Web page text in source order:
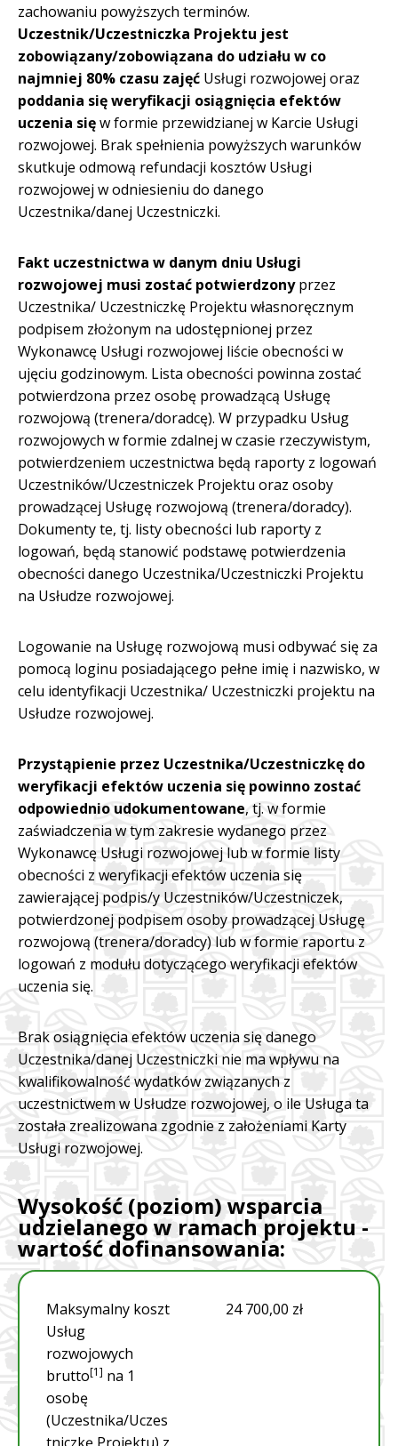
zachowaniu powyższych terminów.
Uczestnik/Uczestniczka Projektu jest
zobowiązany/zobowiązana do udziału w co
najmniej 80% czasu zajęć Usługi rozwojowej oraz
poddania się weryfikacji osiągnięcia efektów
uczenia sięw formie przewidzianej w Karcie Usługi
rozwojowej. Brak spełnienia powyższych warunków
skutkuje odmową refundacji kosztów Usługi
rozwojowej w odniesieniu do danego
Uczestnika/danej Uczestniczki.
Fakt uczestnictwa w danym dniu Usługi
rozwojowej musi zostać potwierdzonyprzez
Uczestnika/ Uczestniczkę Projektu własnoręcznym
podpisem złożonym na udostępnionej przez
Wykonawcę Usługi rozwojowej liście obecności w
ujęciu godzinowym. Lista obecności powinna zostać
potwierdzona przez osobę prowadzącą Usługę
rozwojową (trenera/doradcę). W przypadku Usług
rozwojowych w formie zdalnej w czasie rzeczywistym,
potwierdzeniem uczestnictwa będą raporty z logowań
Uczestników/Uczestniczek Projektu oraz osoby
prowadzącej Usługę rozwojową (trenera/doradcy).
Dokumenty te, tj. listy obecności lub raporty z
logowań, będą stanowić podstawę potwierdzenia
obecności danego Uczestnika/Uczestniczki Projektu
na Usłudze rozwojowej.
Logowanie na Usługę rozwojową musi odbywać się za
pomocą loginu posiadającego pełne imię i nazwisko, w
celu identyfikacji Uczestnika/ Uczestniczki projektu na
Usłudze rozwojowej.
Przystąpienie przez Uczestnika/Uczestniczkę do
weryfikacji efektów uczenia się powinno zostać
odpowiednio udokumentowane, tj. w formie
zaświadczenia w tym zakresie wydanego przez
Wykonawcę Usługi rozwojowej lub w formie listy
obecności z weryfikacji efektów uczenia się
zawierającej podpis/y Uczestników/Uczestniczek,
potwierdzonej podpisem osoby prowadzącej Usługę
rozwojową (trenera/doradcy) lub w formie raportu z
logowań z modułu dotyczącego weryfikacji efektów
uczenia się.
Brak osiągnięcia efektów uczenia się danego
Uczestnika/danej Uczestniczki nie ma wpływu na
kwalifikowalność wydatków związanych z
uczestnictwem w Usłudze rozwojowej, o ile Usługa ta
została zrealizowana zgodnie z założeniami Karty
Usługi rozwojowej.
Wysokość (poziom) wsparcia
udzielanego w ramach projektu -
wartość dofinansowania:
Maksymalny koszt
Usług
rozwojowych
brutto[1] na 1
osobę
(Uczestnika/Uczes
24 700,00 zł